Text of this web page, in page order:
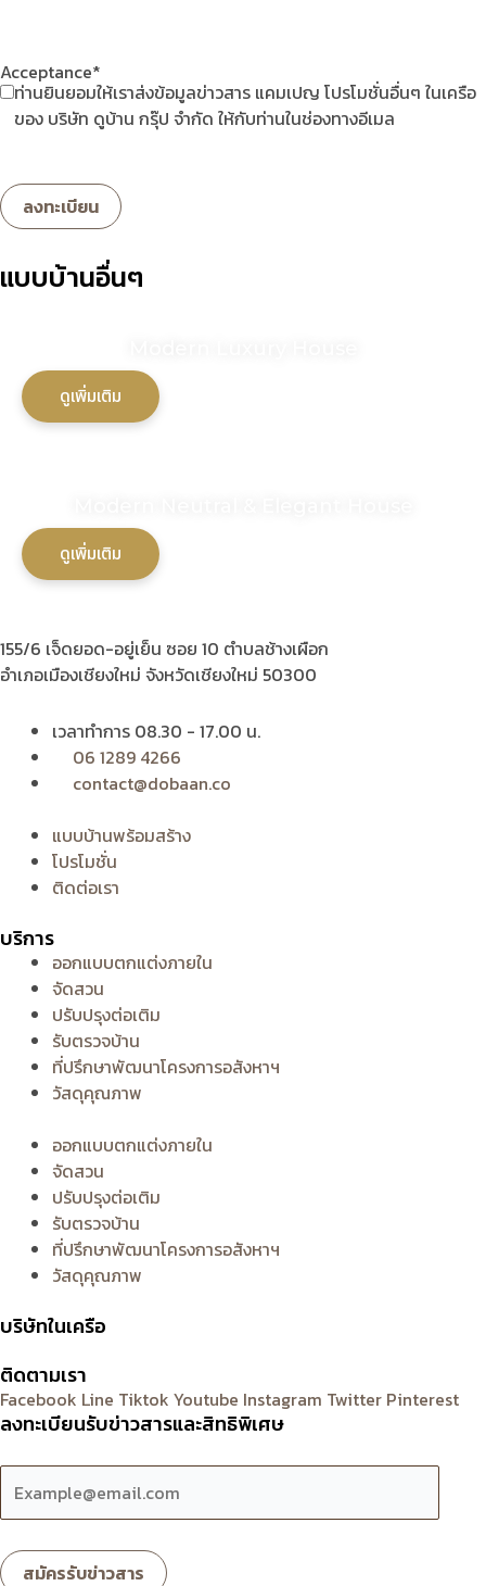
Acceptance*
ท่านยินยอมให้เราส่งข้อมูลข่าวสาร แคมเปญ โปรโมชั่นอื่นๆ ในเครือ
ของ บริษัท ดูบ้าน กรุ๊ป จำกัด ให้กับท่านในช่องทางอีเมล
แบบบ้านอื่นๆ
ดูเพิ่มเติม
ดูเพิ่มเติม
155/6 เจ็ดยอด-อยู่เย็น ซอย 10 ตำบลช้างเผือก
อำเภอเมืองเชียงใหม่ จังหวัดเชียงใหม่ 50300
เวลาทำการ 08.30 - 17.00 น.
06 1289 4266
contact@dobaan.co
แบบบ้านพร้อมสร้าง
โปรโมชั่น
ติดต่อเรา
บริการ
ออกแบบตกแต่งภายใน
จัดสวน
ปรับปรุงต่อเติม
รับตรวจบ้าน
ที่ปรึกษาพัฒนาโครงการอสังหาฯ
วัสดุคุณภาพ
ออกแบบตกแต่งภายใน
จัดสวน
ปรับปรุงต่อเติม
รับตรวจบ้าน
ที่ปรึกษาพัฒนาโครงการอสังหาฯ
วัสดุคุณภาพ
บริษัทในเครือ
ติดตามเรา
Facebook Line Tiktok Youtube Instagram Twitter Pinterest
ลงทะเบียนรับข่าวสารและสิทธิพิเศษ